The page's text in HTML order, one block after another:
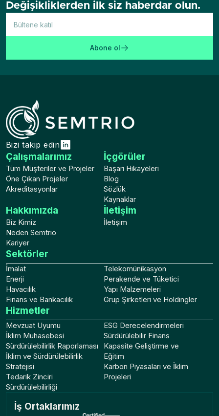
Değişikliklerden ilk siz haberdar olun.
Abone ol
Bizi takip edin
Hizmetler
Mevzuat Uyumu
İklim Muhasebesi
Sürdürülebilirlik Raporlaması
İklim ve Sürdürülebilirlik
Stratejisi
Tedarik Zinciri
Sürdürülebilirliği
ESG Derecelendirmeleri
Sürdürülebilir Finans
Kapasite Geliştirme ve
Eğitim
Karbon Piyasaları ve İklim
Projeleri
Sektörler
İmalat
Enerji
Havacılık
Finans ve Bankacılık
Telekomünikasyon
Perakende ve Tüketici
Yapı Malzemeleri
Grup Şirketleri ve Holdingler
Çalışmalarımız
Tüm Müşteriler ve Projeler
Öne Çıkan Projeler
Akreditasyonlar
İçgörüler
Başarı Hikayeleri
Blog
Sözlük
Kaynaklar
Hakkımızda
Biz Kimiz
Neden Semtrio
Kariyer
İletişim
İletişim
İş Ortaklarımız